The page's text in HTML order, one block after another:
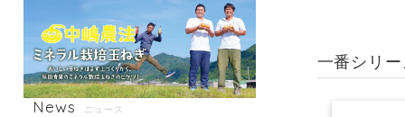
News ニュース
一番シリ